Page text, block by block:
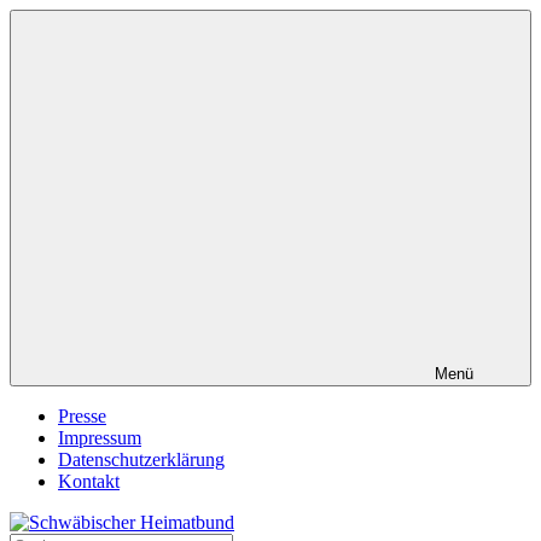
Zum
Menü
Presse
Impressum
Datenschutzerklärung
Kontakt